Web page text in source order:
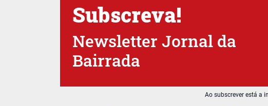
Subscreva!
Newsletter Jornal da
Bairrada
Ao subscrever está a